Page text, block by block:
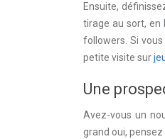
Ensuite,
tirage au sort, en
followers. Si
petite visite sur
Une
Avez-vous un
grand oui,